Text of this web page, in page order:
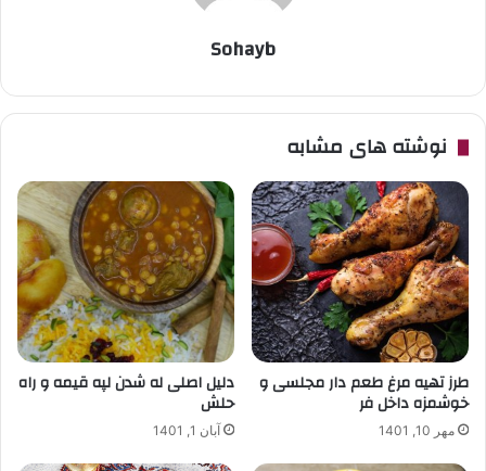
Sohayb
نوشته های مشابه
طرز تهیه مرغ طعم دار مجلسی و
خوشمزه داخل فر
مهر 10, 1401
دلیل اصلی له شدن لپه قیمه و راه
حلش
آبان 1, 1401